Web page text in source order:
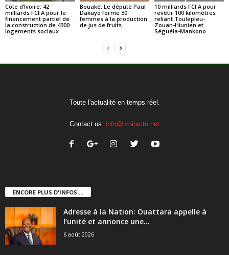
Côte d’Ivoire: 42
milliards FCFA pour le
financement partiel de
la construction de 4300
logements sociaux
Bouaké: Le député Paul
Dakuyo forme 30
femmes à la production
de jus de fruits
10 milliards FCFA pour
revêtir 100 kilomètres
reliant Toulepleu-
Zouan-Hiunien et
Séguéla-Mankono
Toute l'actualité en temps réel.
Contact us: info@ivoiractu.net
ENCORE PLUS D'INFOS....
Adresse à la Nation: Ouattara appelle à
l’unité et annonce une...
6 août 2026